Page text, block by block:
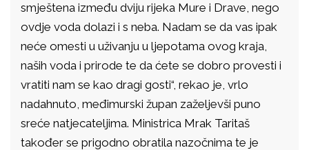
smještena između dviju rijeka Mure i Drave, nego
ovdje voda dolazi i s neba. Nadam se da vas ipak
neće omesti u uživanju u ljepotama ovog kraja,
naših voda i prirode te da ćete se dobro provesti i
vratiti nam se kao dragi gosti“, rekao je, vrlo
nadahnuto, međimurski župan zaželjevši puno
sreće natjecateljima. Ministrica Mrak Taritaš
također se prigodno obratila nazočnima te je